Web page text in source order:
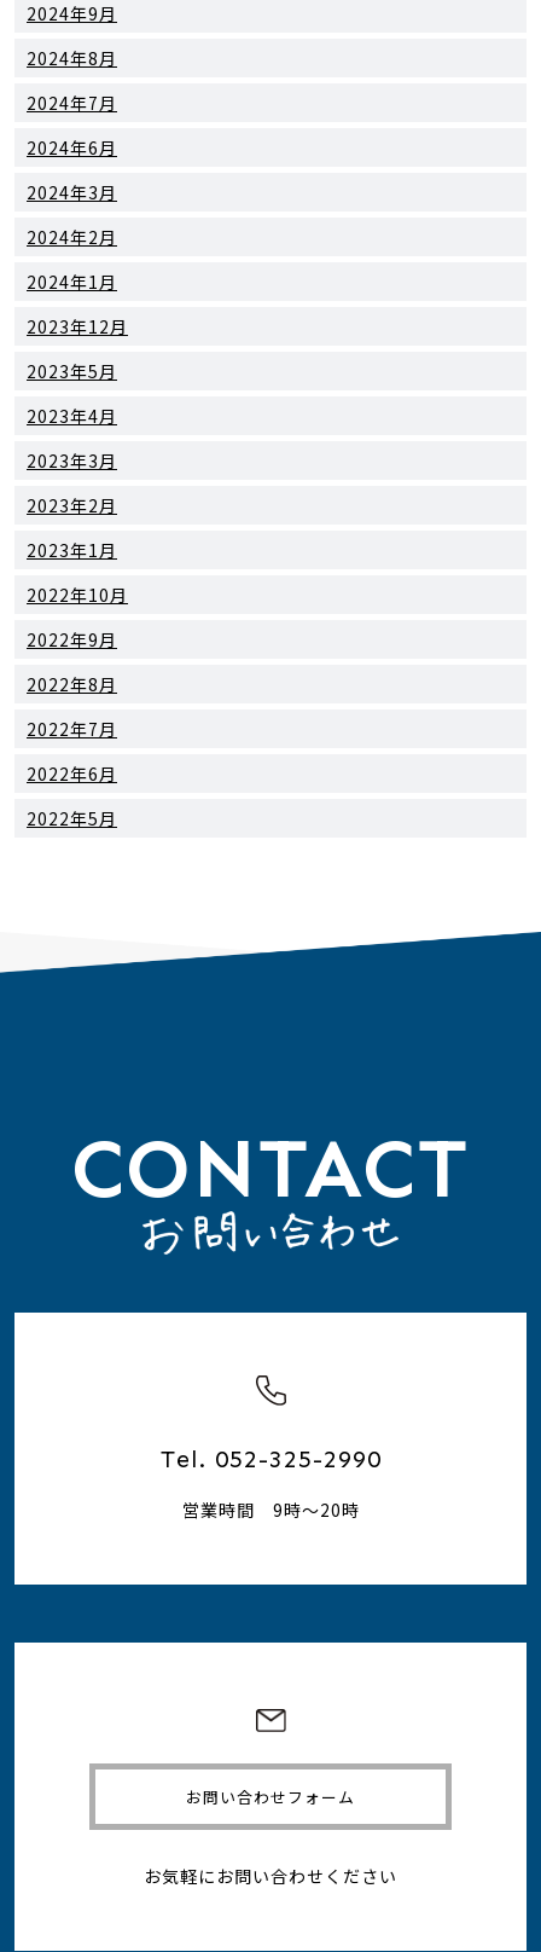
2024年9月
2024年8月
2024年7月
2024年6月
2024年3月
2024年2月
2024年1月
2023年12月
2023年5月
2023年4月
2023年3月
2023年2月
2023年1月
2022年10月
2022年9月
2022年8月
2022年7月
2022年6月
2022年5月
CONTACT
Tel. 052-325-2990
営業時間 9時～20時
お問い合わせフォーム
お気軽にお問い合わせください